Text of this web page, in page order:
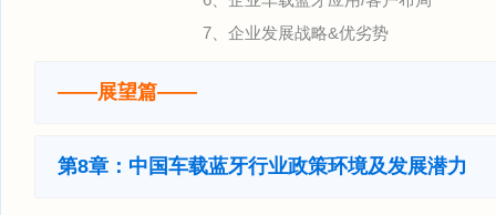
7、企业发展战略&优劣势
——展望篇——
第8章：中国车载蓝牙行业政策环境及发展潜力